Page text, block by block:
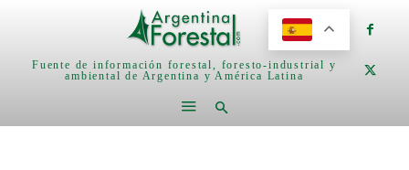
Fuente de información forestal, foresto-industrial y
ambiental de Argentina y América Latina